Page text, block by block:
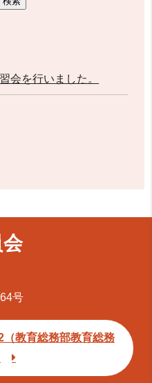
会を行いました。
号
教育総務部教育総務